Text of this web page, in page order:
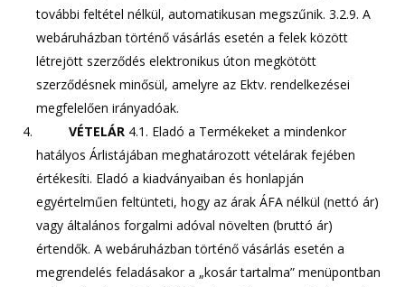
további feltétel nélkül, automatikusan megszűnik. 3.2.9. A
webáruházban történő vásárlás esetén a felek között
létrejött szerződés elektronikus úton megkötött
szerződésnek minősül, amelyre az Ektv. rendelkezései
megfelelően irányadóak.
VÉTELÁR 4.1. Eladó a Termékeket a mindenkor
hatályos Árlistájában meghatározott vételárak fejében
értékesíti. Eladó a kiadványaiban és honlapján
egyértelműen feltünteti, hogy az árak ÁFA nélkül (nettó ár)
vagy általános forgalmi adóval növelten (bruttó ár)
értendők. A webáruházban történő vásárlás esetén a
megrendelés feladásakor a „kosár tartalma” menüpontban